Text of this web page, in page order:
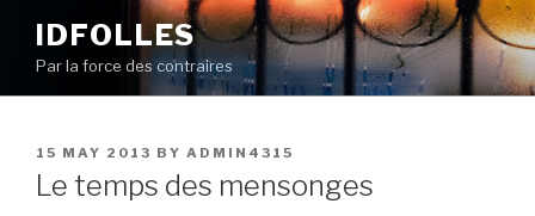
content
IDFOLLES
Par la force des contraires
POSTED
ON
15 MAY 2013 BY ADMIN4315
Le temps des mensonges